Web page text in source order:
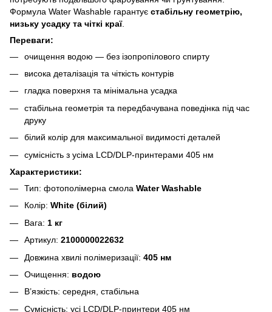
Формула Water Washable гарантує стабільну геометрію,
низьку усадку та чіткі краї.
Переваги:
очищення водою — без ізопропілового спирту
висока деталізація та чіткість контурів
гладка поверхня та мінімальна усадка
стабільна геометрія та передбачувана поведінка під час
друку
білий колір для максимальної видимості деталей
сумісність з усіма LCD/DLP‑принтерами 405 нм
Характеристики:
Тип: фотополімерна смола Water Washable
Колір: White (білий)
Вага: 1 кг
Артикул: 2100000022632
Довжина хвилі полімеризації: 405 нм
Очищення: водою
В’язкість: середня, стабільна
Сумісність: усі LCD/DLP‑принтери 405 нм